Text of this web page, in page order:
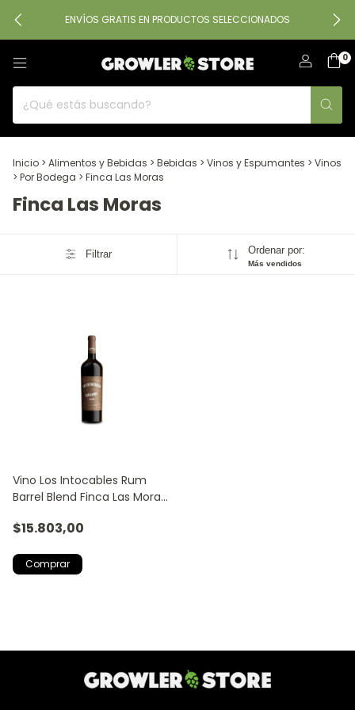
ENVÍOS GRATIS EN PRODUCTOS SELECCIONADOS
0
Inicio > Alimentos y Bebidas > Bebidas > Vinos y Espumantes > Vinos
> Por Bodega > Finca Las Moras
Finca Las Moras
Filtrar Ordenar por:
Más vendidos
Vino Los Intocables Rum
Barrel Blend Finca Las Moras
$15.803,00